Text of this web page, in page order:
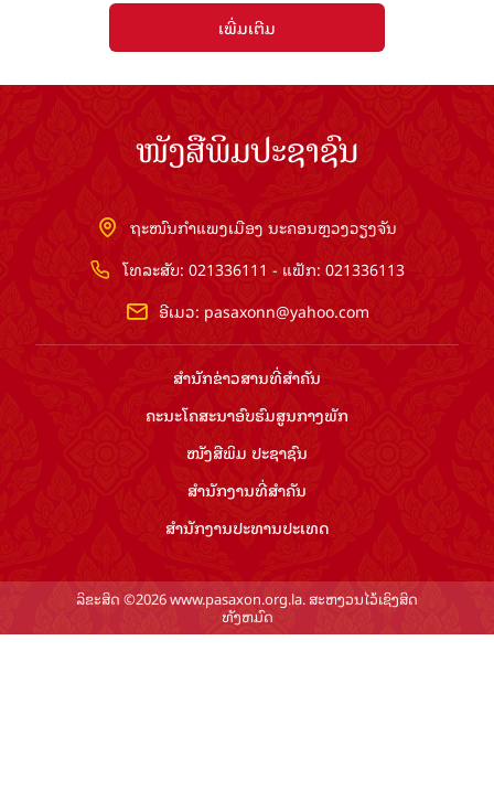
ເພີ່ມເຕີມ
ໜັງສືພິມປະຊາຊົນ
ຖະໜົນກຳແພງເມືອງ ນະຄອນຫຼວງວຽງຈັນ
ໂທລະສັບ: 021336111 - ແຟັກ: 021336113
ອີເມວ: pasaxonn@yahoo.com
ສຳ​ນັກ​ຂ່າວ​ສານ​ທີ່​ສຳ​ຄັນ​
ຄະນະໂຄສະນາອົບຮົມ​ສູນ​ກາງ​ພັກ
ໜັງສືພິມ ປະ​ຊາ​ຊົນ
ສຳ​ນັກ​ງານ​ທີ່​ສຳ​ຄັນ
ສຳ​ນັກ​ງານ​ປະ​ທານ​ປະ​ເທດ
ລິຂະສິດ ©2026 www.pasaxon.org.la. ສະຫງວນໄວ້ເຊິງສິດ
ທັງຫມົດ